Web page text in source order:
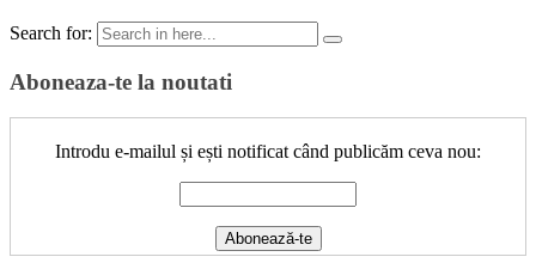
Search for:
Aboneaza-te la noutati
Introdu e-mailul și ești notificat când publicăm ceva nou: